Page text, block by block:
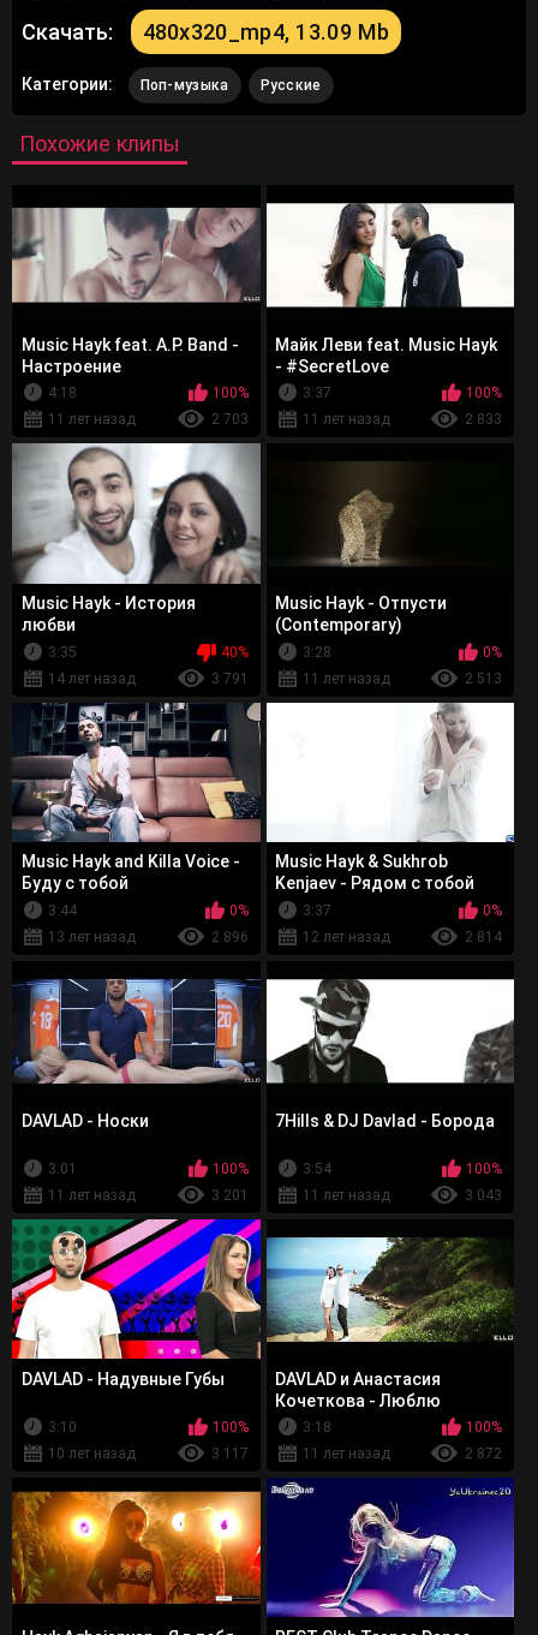
Скачать: 480x320_mp4, 13.09 Mb
Категории: Поп-музыка Русские
Похожие клипы
Music Hayk feat. A.P. Band -
Настроение
4:18
100%
11 лет назад
2 703
Майк Леви feat. Music Hayk
- #SecretLove
3:37
100%
11 лет назад
2 833
Music Hayk - История
любви
3:35
40%
14 лет назад
3 791
Music Hayk - Отпусти
(Contemporary)
3:28
0%
11 лет назад
2 513
Music Hayk and Killa Voice -
Буду с тобой
3:44
0%
13 лет назад
2 896
Music Hayk & Sukhrob
Kenjaev - Рядом с тобой
3:37
0%
12 лет назад
2 814
DAVLAD - Носки
3:01
100%
11 лет назад
3 201
7Hills & DJ Davlad - Борода
3:54
100%
11 лет назад
3 043
DAVLAD - Надувные Губы
3:10
100%
10 лет назад
3 117
DAVLAD и Анастасия
Кочеткова - Люблю
3:18
100%
11 лет назад
2 872